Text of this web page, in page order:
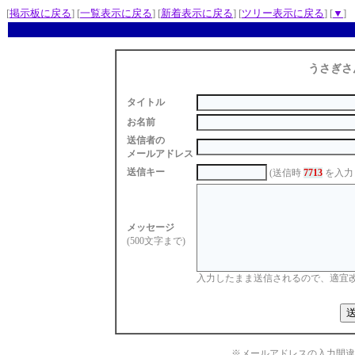
[掲示板に戻る] [一覧表示に戻る] [新着表示に戻る] [ツリー表示に戻る] [▼ ]
うさぎさ
タイトル
お名前
送信者の
メールアドレス
送信キー
(送信時 7713を入力
メッセージ
(500文字まで)
入力したまま送信されるので、適宜